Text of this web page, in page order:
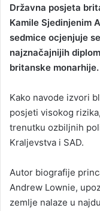
Državna posjeta
Kamile Sjedinjenim
sedmice ocjenjuje
najznačajnijih
britanske monarhije.
Kako navode izvori
posjeti visokog
trenutku ozbiljnih
Kraljevstva i SAD.
Autor biografije
Andrew Lownie,
zemlje nalaze u